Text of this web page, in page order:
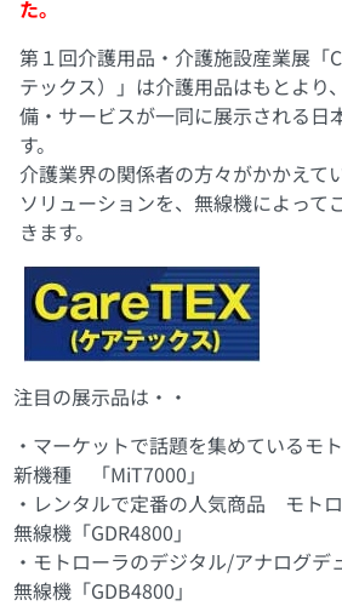
た。
第１回介護用品・介護施設産業展「
テックス）」は介護用品はもとより
備・サービスが一同に展示される日
す。
介護業界の関係者の方々がかかえて
ソリューションを、無線機によって
きます。
注目の展示品は・・
・マーケットで話題を集めているモ
新機種 「MiT7000」
・レンタルで定番の人気商品 モト
無線機「GDR4800」
・モトローラのデジタル/アナログデ
無線機「GDB4800」